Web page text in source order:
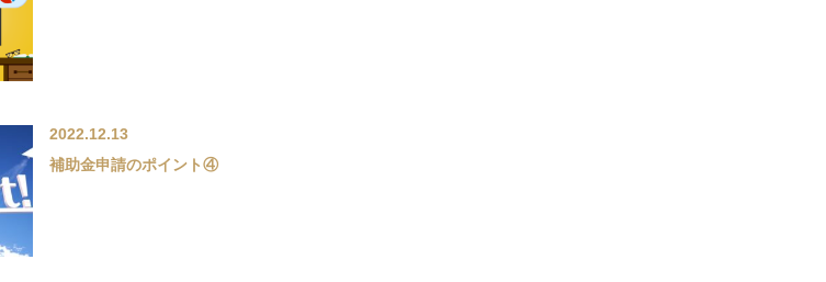
2022.12.13
補助金申請のポイント④